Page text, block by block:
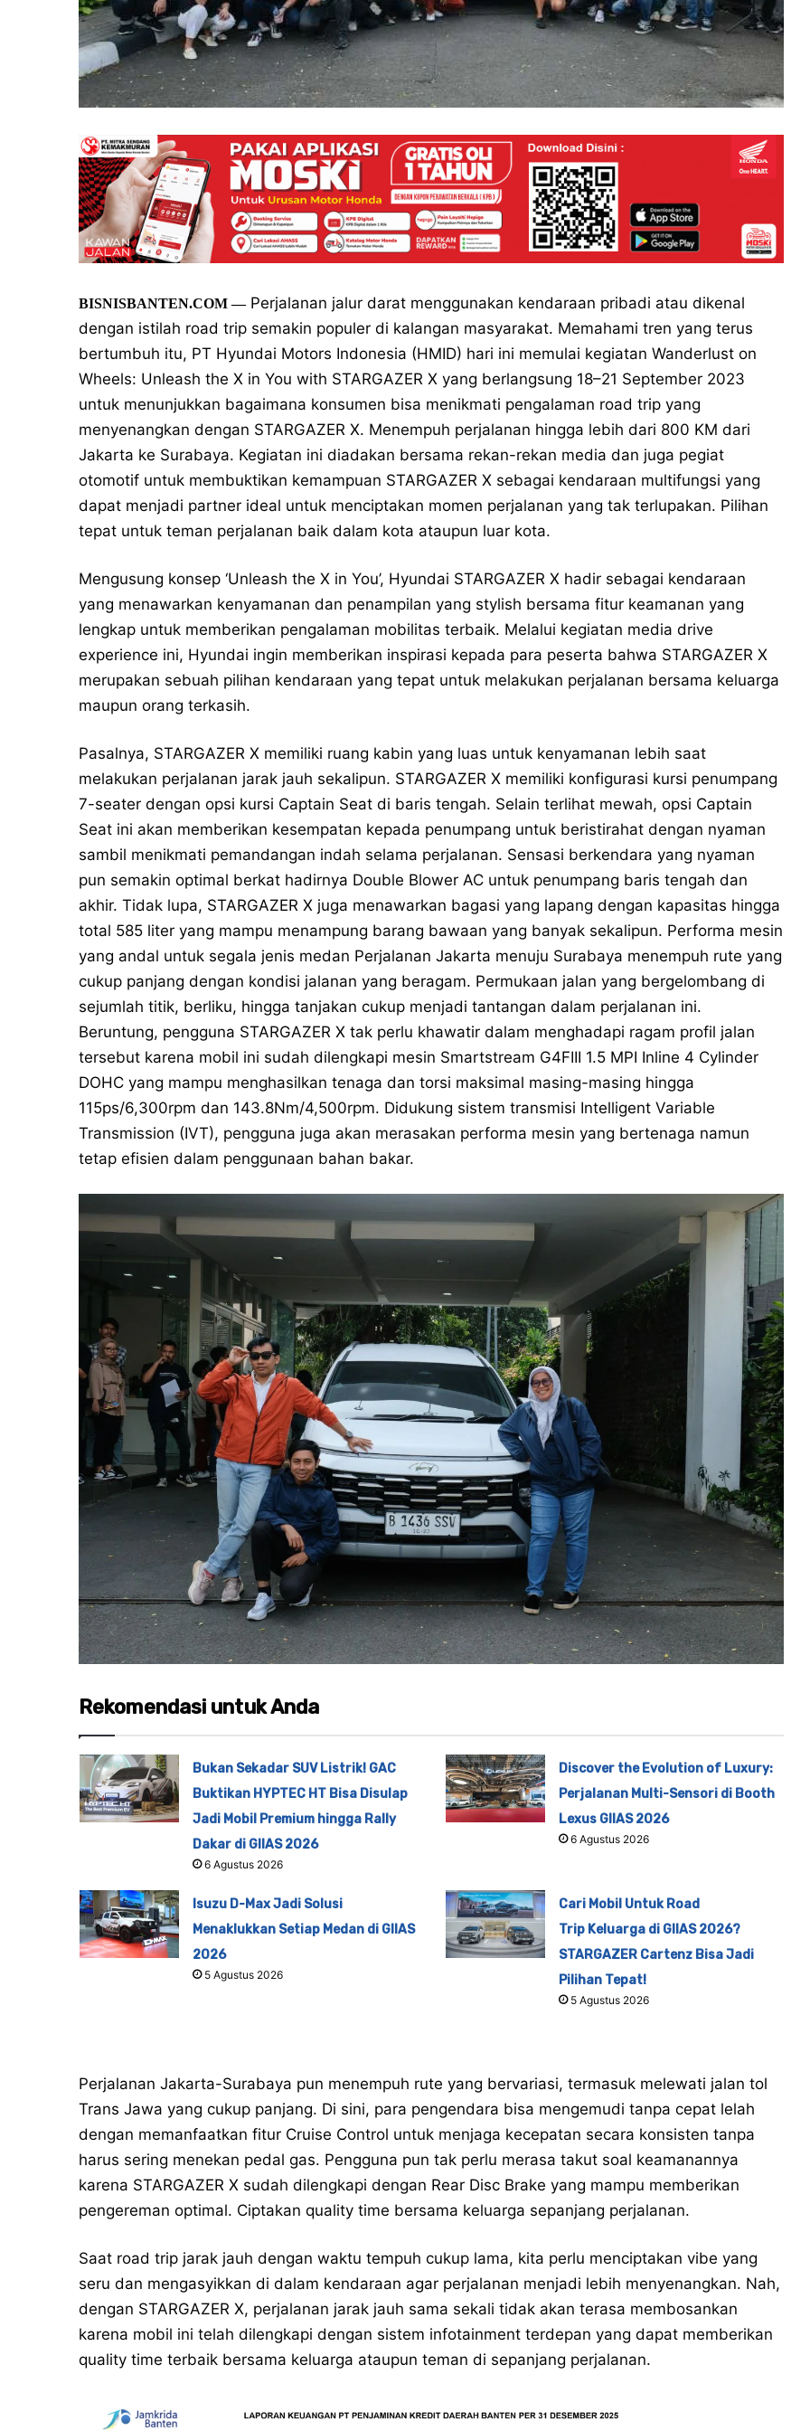
BISNISBANTEN.COM —Perjalanan jalur darat menggunakan kendaraan pribadi atau dikenal
dengan istilah road trip semakin populer di kalangan masyarakat. Memahami tren yang terus
bertumbuh itu, PT Hyundai Motors Indonesia (HMID) hari ini memulai kegiatan Wanderlust on
Wheels: Unleash the X in You with STARGAZER X yang berlangsung 18–21 September 2023
untuk menunjukkan bagaimana konsumen bisa menikmati pengalaman road trip yang
menyenangkan dengan STARGAZER X. Menempuh perjalanan hingga lebih dari 800 KM dari
Jakarta ke Surabaya. Kegiatan ini diadakan bersama rekan-rekan media dan juga pegiat
otomotif untuk membuktikan kemampuan STARGAZER X sebagai kendaraan multifungsi yang
dapat menjadi partner ideal untuk menciptakan momen perjalanan yang tak terlupakan. Pilihan
tepat untuk teman perjalanan baik dalam kota ataupun luar kota.
Mengusung konsep ‘Unleash the X in You’, Hyundai STARGAZER X hadir sebagai kendaraan
yang menawarkan kenyamanan dan penampilan yang stylish bersama fitur keamanan yang
lengkap untuk memberikan pengalaman mobilitas terbaik. Melalui kegiatan media drive
experience ini, Hyundai ingin memberikan inspirasi kepada para peserta bahwa STARGAZER X
merupakan sebuah pilihan kendaraan yang tepat untuk melakukan perjalanan bersama keluarga
maupun orang terkasih.
Pasalnya, STARGAZER X memiliki ruang kabin yang luas untuk kenyamanan lebih saat
melakukan perjalanan jarak jauh sekalipun. STARGAZER X memiliki konfigurasi kursi penumpang
7-seater dengan opsi kursi Captain Seat di baris tengah. Selain terlihat mewah, opsi Captain
Seat ini akan memberikan kesempatan kepada penumpang untuk beristirahat dengan nyaman
sambil menikmati pemandangan indah selama perjalanan. Sensasi berkendara yang nyaman
pun semakin optimal berkat hadirnya Double Blower AC untuk penumpang baris tengah dan
akhir. Tidak lupa, STARGAZER X juga menawarkan bagasi yang lapang dengan kapasitas hingga
total 585 liter yang mampu menampung barang bawaan yang banyak sekalipun. Performa mesin
yang andal untuk segala jenis medan Perjalanan Jakarta menuju Surabaya menempuh rute yang
cukup panjang dengan kondisi jalanan yang beragam. Permukaan jalan yang bergelombang di
sejumlah titik, berliku, hingga tanjakan cukup menjadi tantangan dalam perjalanan ini.
Beruntung, pengguna STARGAZER X tak perlu khawatir dalam menghadapi ragam profil jalan
tersebut karena mobil ini sudah dilengkapi mesin Smartstream G4FIII 1.5 MPI Inline 4 Cylinder
DOHC yang mampu menghasilkan tenaga dan torsi maksimal masing-masing hingga
115ps/6,300rpm dan 143.8Nm/4,500rpm. Didukung sistem transmisi Intelligent Variable
Transmission (IVT), pengguna juga akan merasakan performa mesin yang bertenaga namun
tetap efisien dalam penggunaan bahan bakar.
Rekomendasi untuk Anda
Bukan Sekadar SUV Listrik! GAC
Buktikan HYPTEC HT Bisa Disulap
Jadi Mobil Premium hingga Rally
Dakar di GIIAS 2026
6 Agustus 2026
Discover the Evolution of Luxury:
Perjalanan Multi-Sensori di Booth
Lexus GIIAS 2026
6 Agustus 2026
Isuzu D-Max Jadi Solusi
Menaklukkan Setiap Medan di GIIAS
2026
5 Agustus 2026
Cari Mobil Untuk Road
Trip Keluarga di GIIAS 2026?
STARGAZER Cartenz Bisa Jadi
Pilihan Tepat!
5 Agustus 2026
Perjalanan Jakarta-Surabaya pun menempuh rute yang bervariasi, termasuk melewati jalan tol
Trans Jawa yang cukup panjang. Di sini, para pengendara bisa mengemudi tanpa cepat lelah
dengan memanfaatkan fitur Cruise Control untuk menjaga kecepatan secara konsisten tanpa
harus sering menekan pedal gas. Pengguna pun tak perlu merasa takut soal keamanannya
karena STARGAZER X sudah dilengkapi dengan Rear Disc Brake yang mampu memberikan
pengereman optimal. Ciptakan quality time bersama keluarga sepanjang perjalanan.
Saat road trip jarak jauh dengan waktu tempuh cukup lama, kita perlu menciptakan vibe yang
seru dan mengasyikkan di dalam kendaraan agar perjalanan menjadi lebih menyenangkan. Nah,
dengan STARGAZER X, perjalanan jarak jauh sama sekali tidak akan terasa membosankan
karena mobil ini telah dilengkapi dengan sistem infotainment terdepan yang dapat memberikan
quality time terbaik bersama keluarga ataupun teman di sepanjang perjalanan.